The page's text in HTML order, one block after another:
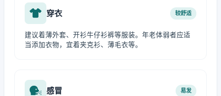
穿衣 较舒适
建议着薄外套、开衫牛仔衫裤等服装。年老体弱者应适
当添加衣物，宜着夹克衫、薄毛衣等。
感冒 易发